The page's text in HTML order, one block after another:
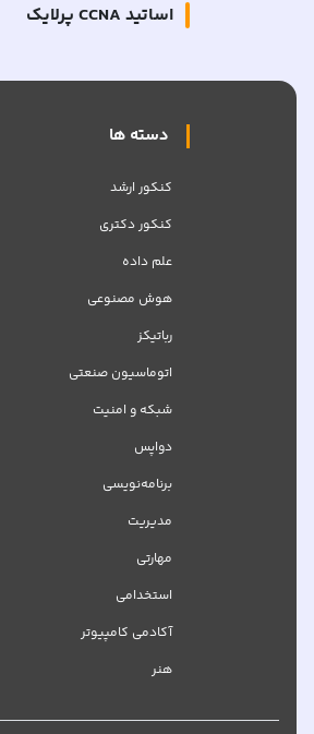
اساتید CCNA پرلایک
دسته ها
کنکور ارشد
کنکور دکتری
علم داده
هوش مصنوعی
رباتیکز
اتوماسیون صنعتی
شبکه‌ و امنیت
دواپس
برنامه‌نویسی
مدیریت
مهارتی
استخدامی
آکادمی کامپیوتر
هنر